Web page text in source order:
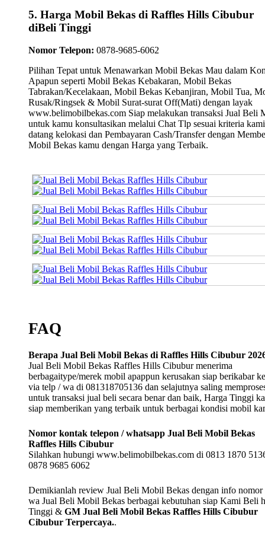
5. Harga Mobil Bekas di Raffles Hills Cibubur
diBeli Tinggi
Nomor Telepon: 0878-9685-6062
Pilihan Tepat untuk Menawarkan Mobil Bekas Mau dalam
Apapun seperti Mobil Bekas Kebakaran, Mobil Bekas
Tabrakan/Kecelakaan, Mobil Bekas Kebanjiran, Mobil Tua,
Rusak/Ringsek & Mobil Surat-surat Off(Mati) dengan layak
www.belimobilbekas.com Siap melakukan transaksi Jual Beli
untuk kamu konsultasikan melalui Chat Tlp sesuai kriteria
datang kelokasi dan Pembayaran Cash/Transfer dengan
Mobil Bekas kamu dengan Harga yang Terbaik.
FAQ
Berapa Jual Beli Mobil Bekas di Raffles Hills Cibubur
Jual Beli Mobil Bekas Raffles Hills Cibubur menerima
berbagaitype/merek mobil apappun kerusakan siap berikabar
via telp / wa di 081318705136 dan selajutnya saling
untuk transaksi jual beli secara benar dan baik, Harga Tinggi
siap memberikan yang terbaik untuk berbagai kondisi mobil
Nomor kontak telepon / whatsapp Jual Beli Mobil Bekas
Raffles Hills Cibubur
Silahkan hubungi www.belimobilbekas.com di 0813 1870
0878 9685 6062
Demikianlah review Jual Beli Mobil Bekas dengan info nomor
wa Jual Beli Mobil Bekas berbagai kebutuhan siap Kami Beli
Tinggi & GM Jual Beli Mobil Bekas Raffles Hills Cibubur
Cibubur Terpercaya..